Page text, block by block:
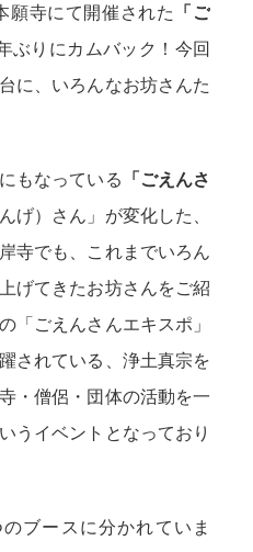
願寺にて開催された
「ご
ぶりにカムバック！今回
に、いろんなお坊さんた
もなっている 「ごえんさ
げ）さん」が変化した、
寺でも、これまでいろん
げてきたお坊さんをご紹
「ごえんさんエキスポ」
されている、浄土真宗を
・僧侶・団体の活動を一
うイベントとなっており
ブースに分かれていま